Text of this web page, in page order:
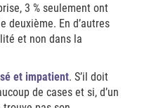
3 % seulement ont
deuxième. En d’autres
et non dans la
et impatient. S’il doit
de cases et si, d’un